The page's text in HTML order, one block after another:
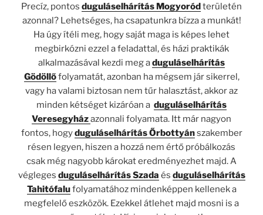
Precíz, pontos duguláselhárítás Mogyoródterületén
azonnal? Lehetséges, ha csapatunkra bízza a munkát!
Ha úgy ítéli meg, hogy saját maga is képes lehet
megbirkózni ezzel a feladattal, és házi praktikák
alkalmazásával kezdi meg aduguláselhárítás
Gödöllőfolyamatát, azonban ha mégsem jár sikerrel,
vagy ha valami biztosan nem tűr halasztást, akkor az
minden kétséget kizáróan a duguláselhárítás
Veresegyházazonnali folyamata. Itt már nagyon
fontos, hogyduguláselhárítás Őrbottyánszakember
résen legyen, hiszen a hozzá nem értő próbálkozás
csak még nagyobb károkat eredményezhet majd. A
végleges duguláselhárítás Szada és duguláselhárítás
Tahitófalufolyamatához mindenképpen kellenek a
megfelelő eszközök. Ezekkel átlehet majd mosni is a